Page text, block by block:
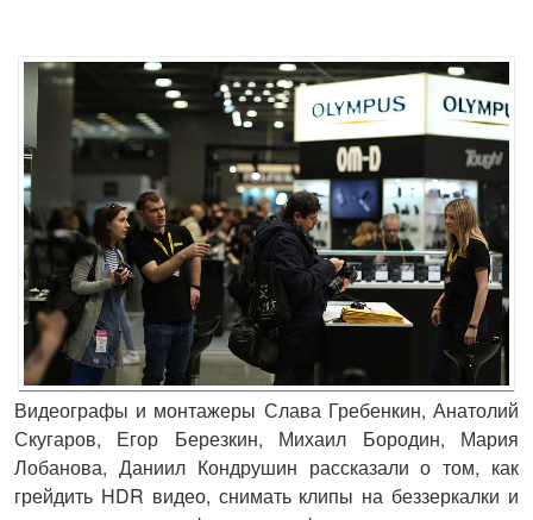
Видеографы и монтажеры Слава Гребенкин, Анатолий
Скугаров, Егор Березкин, Михаил Бородин, Мария
Лобанова, Даниил Кондрушин рассказали о том, как
грейдить HDR видео, снимать клипы на беззеркалки и